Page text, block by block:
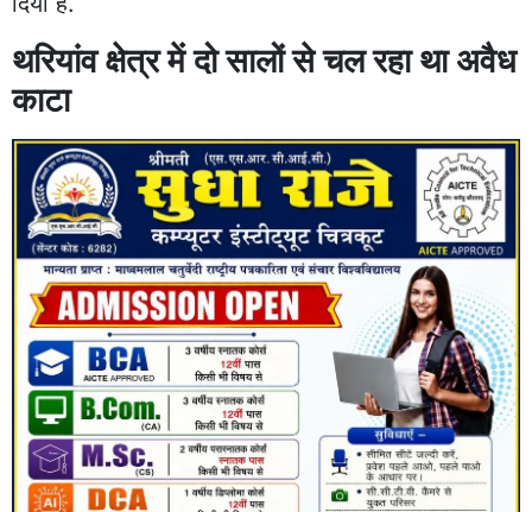
थरियांव क्षेत्र में दो सालों से चल रहा था अवैध
काटा